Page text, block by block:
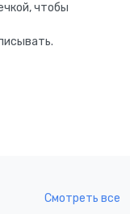
чтобы
Смотреть все